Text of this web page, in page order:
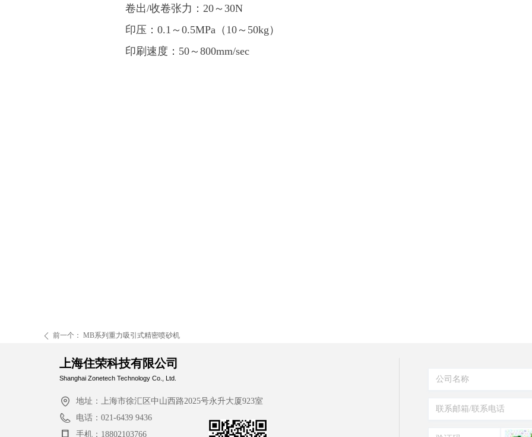
ꄴ 前一个： MB系列重力吸引式精密喷砂机
卷出/收卷张力：20～30N
印压：0.1～0.5MPa（10～50kg）
印刷速度：50～800mm/sec
上海住荣科技有限公司
Shanghai Zonetech Technology Co., Ltd.
地址： 上海市徐汇区中山西路2025号永升大厦923室
电话： 021-6439 9436
手机： 18802103766